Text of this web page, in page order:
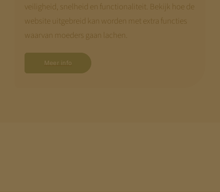
veiligheid, snelheid en functionaliteit. Bekijk hoe de
website uitgebreid kan worden met extra functies
waarvan moeders gaan lachen.
Meer info